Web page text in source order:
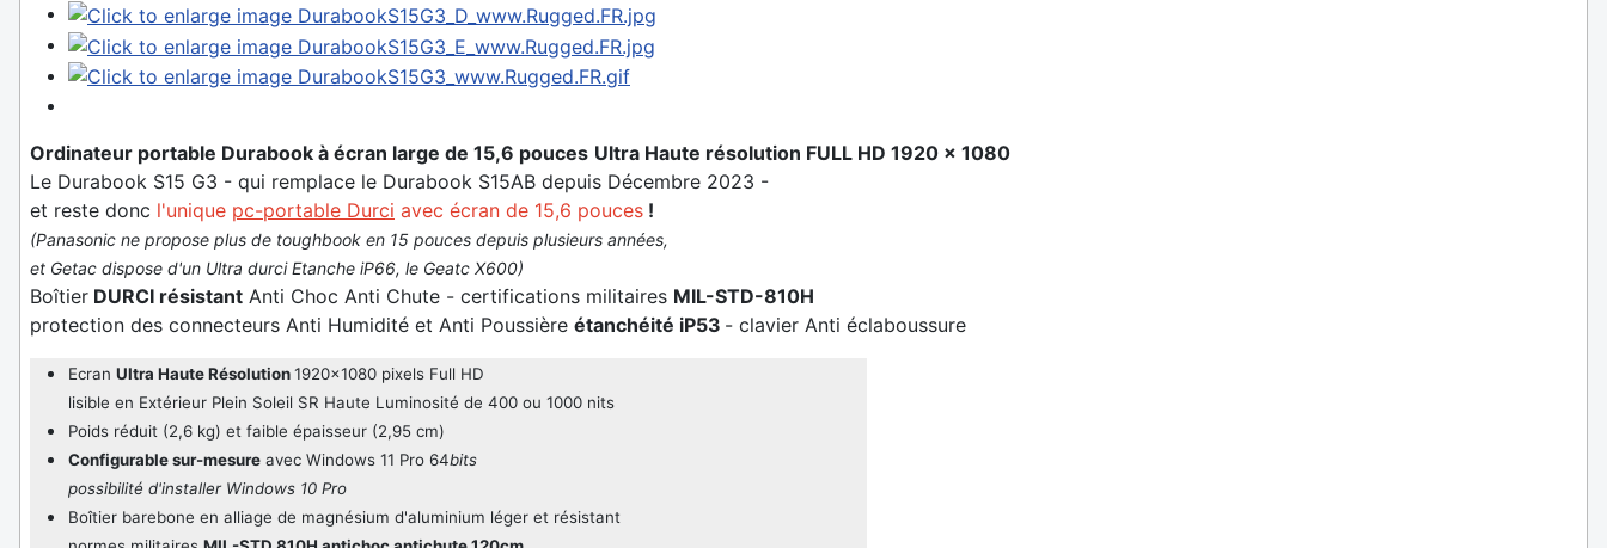
Ordinateur portable Durabook à écran large de 15,6 pouces Ultra Haute résolution FULL HD 1920 x 1080
Le Durabook S15 G3 - qui remplace le Durabook S15AB depuis Décembre 2023 -
et reste donc l'unique pc-portable Durci avec écran de 15,6 pouces !
(Panasonic ne propose plus de toughbook en 15 pouces depuis plusieurs années,
et Getac dispose d'un Ultra durci Etanche iP66, le Geatc X600)
Boîtier DURCI résistant Anti Choc Anti Chute - certifications militaires MIL-STD-810H
protection des connecteurs Anti Humidité et Anti Poussière étanchéité iP53 - clavier Anti éclaboussure
Ecran Ultra Haute Résolution1920x1080 pixels Full HD
lisible en Extérieur Plein Soleil SR Haute Luminosité de 400 ou 1000 nits
Poids réduit (2,6 kg) et faible épaisseur (2,95 cm)
Configurable sur-mesure avec Windows 11 Pro 64bits
possibilité d'installer Windows 10 Pro
Boîtier barebone en alliage de magnésium d'aluminium léger et résistant